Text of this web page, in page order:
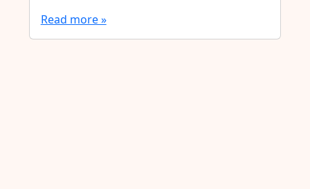
Read more »